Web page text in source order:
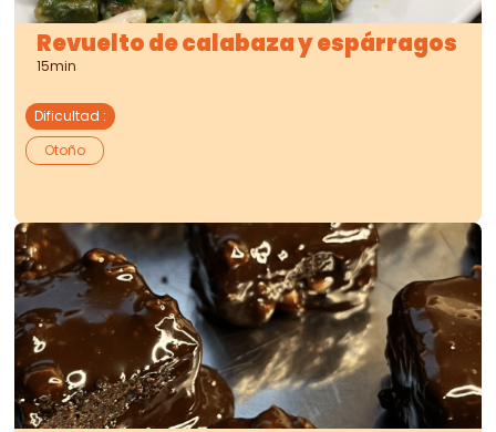
Revuelto de calabaza y espárragos
15min
Dificultad :
Otoño